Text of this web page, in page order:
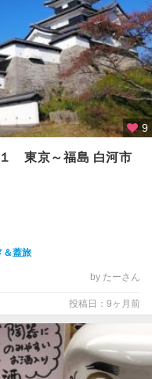
9
東京～福島 白河市
＆蓋旅
by たーさん
投稿日：9ヶ月前